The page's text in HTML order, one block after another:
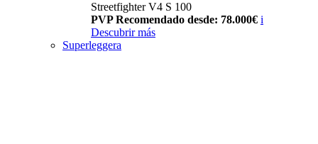
Streetfighter V4 S 100
PVP Recomendado desde: 78.000€ i
Descubrir más
Superleggera